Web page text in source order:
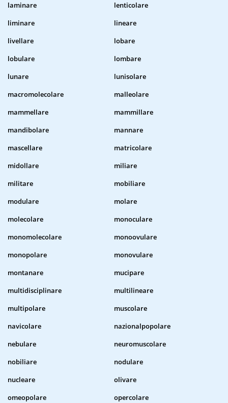
laminare
lenticolare
liminare
lineare
livellare
lobare
lobulare
lombare
lunare
lunisolare
macromolecolare
malleolare
mammellare
mammillare
mandibolare
mannare
mascellare
matricolare
midollare
miliare
militare
mobiliare
modulare
molare
molecolare
monoculare
monomolecolare
monoovulare
monopolare
monovulare
montanare
mucipare
multidisciplinare
multilineare
multipolare
muscolare
navicolare
nazionalpopolare
nebulare
neuromuscolare
nobiliare
nodulare
nucleare
olivare
omeopolare
opercolare